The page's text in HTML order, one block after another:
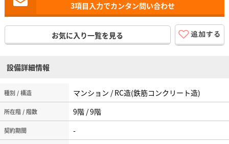
3項目入力でカンタン問い合わせ
お気に入り一覧を見る
設備詳細情報
種別 / 構造 マンション / RC造(鉄筋コンクリート造)
所在階 / 階数 9階 / 9階
契約期間 -